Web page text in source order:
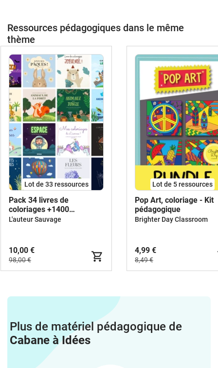
Ressources pédagogiques dans le même
thème
Lot de 33 ressources
Pack 34 livres de
coloriages +1400
illustrations
L'auteur Sauvage
10,00 €
98,00 €
Lot de 5 ressources
Pop Art, coloriage - Kit
pédagogique
Brighter Day Classroom
4,99 €
8,49 €
Plus de matériel pédagogique de
Cabane à Idées